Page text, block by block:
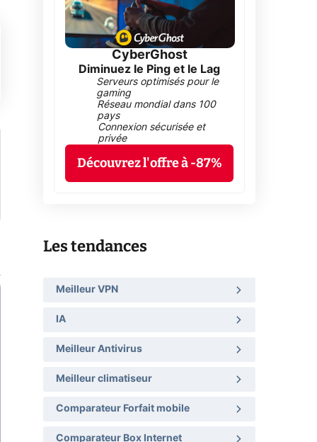
CyberGhost
Diminuez le Ping et le Lag
Serveurs optimisés pour le
gaming
Réseau mondial dans 100
pays
Connexion sécurisée et
privée
Découvrez l'offre à -87%
Les tendances
Meilleur VPN
IA
Meilleur Antivirus
Meilleur climatiseur
Comparateur Forfait mobile
Comparateur Box Internet